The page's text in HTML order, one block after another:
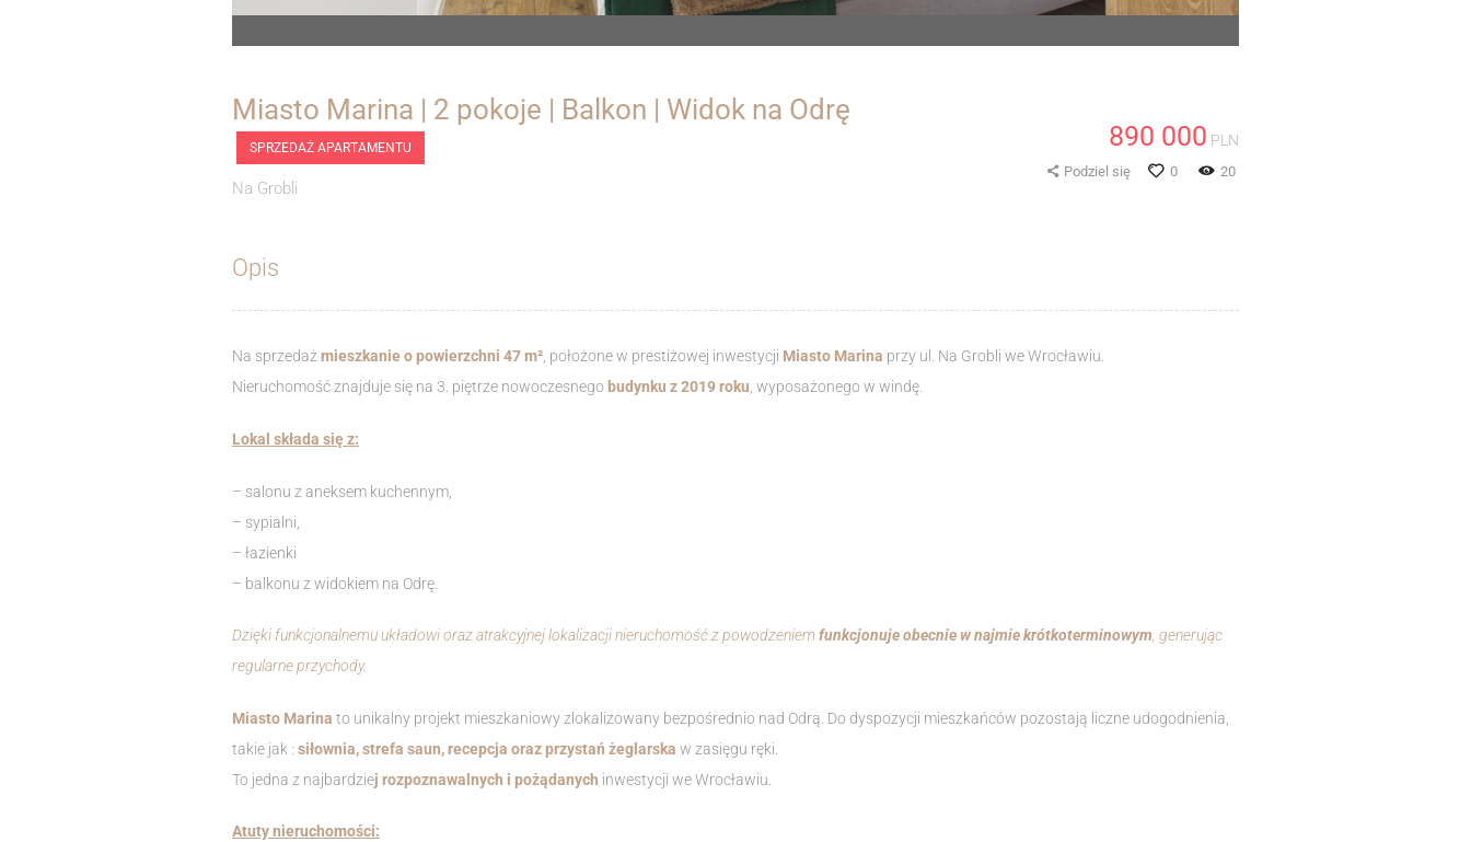
Miasto Marina | 2 pokoje | Balkon | Widok na Odrę
SPRZEDAŻ APARTAMENTU
Na Grobli
890 000 PLN
20
0
Podziel się
Opis
Na sprzedażmieszkanie o powierzchni 47 m², położone w prestiżowej inwestycji Miasto Marina przy ul. Na Grobli we Wrocławiu.
Nieruchomość znajduje się na 3. piętrze nowoczesnego budynku z 2019 roku, wyposażonego w windę.
Lokal składa się z:
– salonu z aneksem kuchennym,
– sypialni,
– łazienki
– balkonu z widokiem na Odrę.
Dzięki funkcjonalnemu układowi oraz atrakcyjnej lokalizacji nieruchomość z powodzeniem funkcjonuje obecnie w najmie krótkoterminowym, generując
regularne przychody.
Miasto Marina to unikalny projekt mieszkaniowy zlokalizowany bezpośrednio nad Odrą. Do dyspozycji mieszkańców pozostają liczne udogodnienia,
takie jak : siłownia, strefa saun, recepcja oraz przystań żeglarska w zasięgu ręki.
To jedna z najbardziej rozpoznawalnych i pożądanych inwestycji we Wrocławiu.
Atuty nieruchomości: